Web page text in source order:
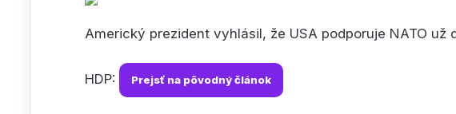
Americký prezident vyhlásil, že USA podporuje NATO
HDP: Prejsť na pôvodný článok